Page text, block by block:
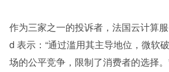
作为三家之一的投诉者，法国云计算
d 表示：“通过滥用其主导地位，微软
场的公平竞争，限制了消费者的选择